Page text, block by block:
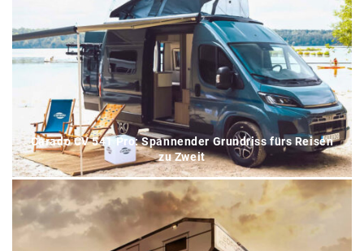
Carado CV 541 Pro: Spannender Grundriss fürs Reisen
zu Zweit